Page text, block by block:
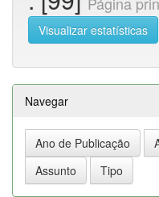
Visualizar estatísticas
Navegar